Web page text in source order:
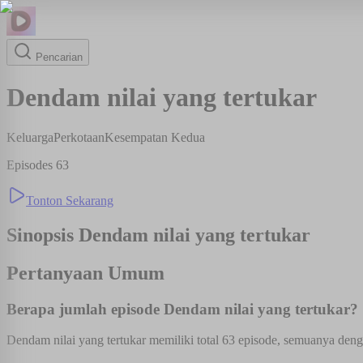
Pencarian
Dendam nilai yang tertukar
KeluargaPerkotaanKesempatan Kedua
Episodes 63
Tonton Sekarang
Sinopsis Dendam nilai yang tertukar
Pertanyaan Umum
Berapa jumlah episode Dendam nilai yang tertukar?
Dendam nilai yang tertukar memiliki total 63 episode, semuanya